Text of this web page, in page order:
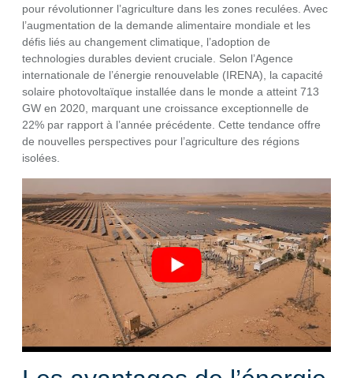
pour révolutionner l’agriculture dans les zones reculées. Avec
l’augmentation de la demande alimentaire mondiale et les
défis liés au changement climatique, l’adoption de
technologies durables devient cruciale. Selon l’Agence
internationale de l’énergie renouvelable (IRENA), la capacité
solaire photovoltaïque installée dans le monde a atteint 713
GW en 2020, marquant une croissance exceptionnelle de
22% par rapport à l’année précédente. Cette tendance offre
de nouvelles perspectives pour l’agriculture des régions
isolées.